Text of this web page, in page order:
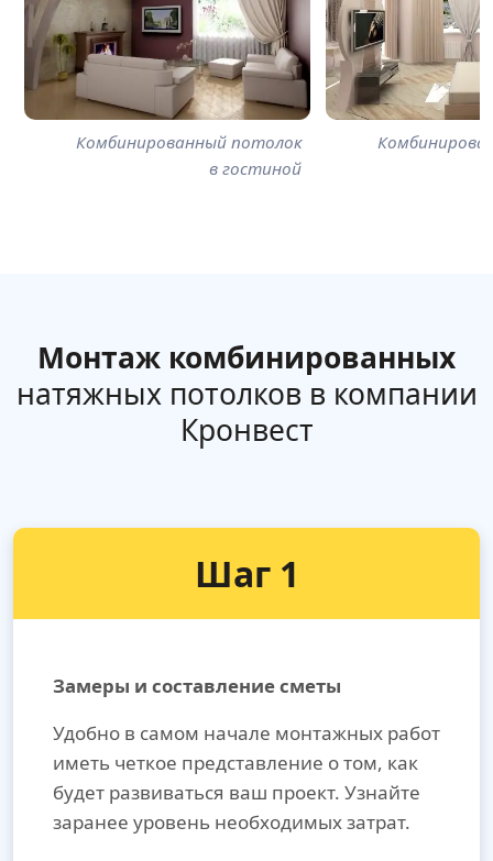
Комбинированный потолок
в гостиной
Монтаж комбинированных
натяжных потолков в компании
Кронвест
Шаг 1
Замеры и составление сметы
Удобно в самом начале монтажных работ
иметь четкое представление о том, как
будет развиваться ваш проект. Узнайте
заранее уровень необходимых затрат.